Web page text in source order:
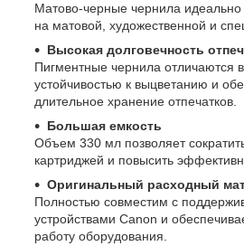
Матово-черные чернила идеально
на матовой, художественной и
Высокая долговечность
Пигментные чернила отличаются
устойчивостью к выцветанию и
длительное хранение отпечатков.
Большая емкость
Объем 330 мл позволяет
картриджей и повысить
Оригинальный расходный
Полностью совместим с
устройствами Canon и
работу оборудования.